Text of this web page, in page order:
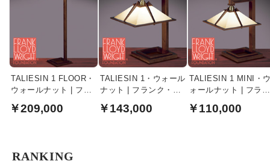
TALIESIN 1 FLOOR・
ウォールナット | フラ
￥209,000
TALIESIN 1・ウォール
ナット | フランク・ロ
￥143,000
TALIESIN 1 MINI・
ォールナット | フラン
￥110,000
RANKING